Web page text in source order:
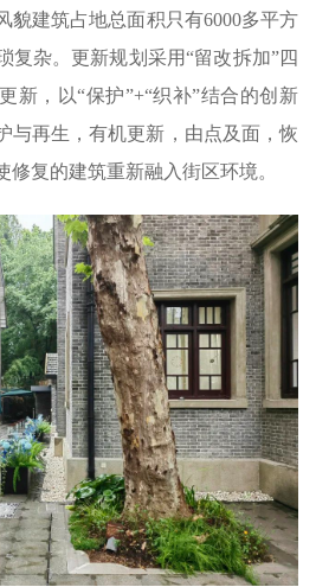
貌建筑占地总面积只有6000多平方
复杂。更新规划采用“留改拆加”四
新，以“保护”+“织补”结合的创新
与再生，有机更新，由点及面，恢
复的建筑重新融入街区环境。